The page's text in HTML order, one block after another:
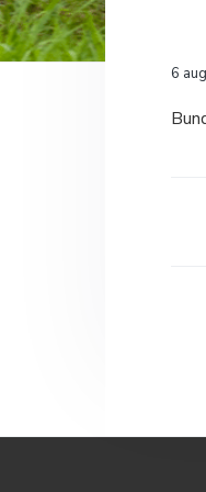
a
v
o
u
k
s
6